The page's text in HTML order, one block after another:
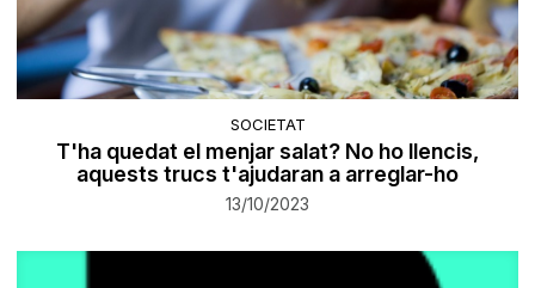
SOCIETAT
T'ha quedat el menjar salat? No ho llencis,
aquests trucs t'ajudaran a arreglar-ho
13/10/2023